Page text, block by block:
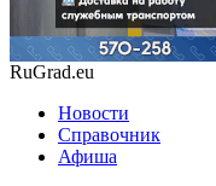
RuGrad.eu
Новости
Справочник
Афиша